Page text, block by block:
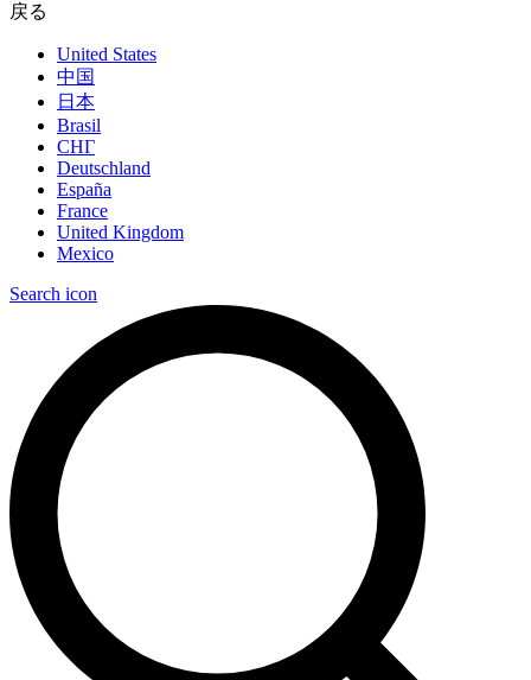
戻る
United States
中国
日本
Brasil
СНГ
Deutschland
España
France
United Kingdom
Mexico
Search icon